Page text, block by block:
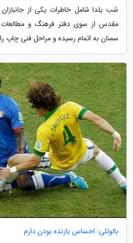
شب یلدا شامل خاطرات یکی از
مقدس از سوی دفتر فرهنگ و مطالعات
سمنان به اتمام رسیده و مراحل فنی چاپ
بالوتلی: احساس بازنده بودن دارم